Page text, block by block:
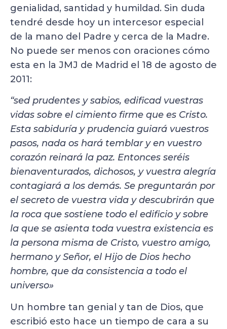
genialidad, santidad y humildad. Sin duda
tendré desde hoy un intercesor especial
de la mano del Padre y cerca de la Madre.
No puede ser menos con oraciones cómo
esta en la JMJ de Madrid el 18 de agosto de
2011:
“sed prudentes y sabios, edificad vuestras
vidas sobre el cimiento firme que es Cristo.
Esta sabiduría y prudencia guiará vuestros
pasos, nada os hará temblar y en vuestro
corazón reinará la paz. Entonces seréis
bienaventurados, dichosos, y vuestra alegría
contagiará a los demás. Se preguntarán por
el secreto de vuestra vida y descubrirán que
la roca que sostiene todo el edificio y sobre
la que se asienta toda vuestra existencia es
la persona misma de Cristo, vuestro amigo,
hermano y Señor, el Hijo de Dios hecho
hombre, que da consistencia a todo el
universo»
Un hombre tan genial y tan de Dios, que
escribió esto hace un tiempo de cara a su